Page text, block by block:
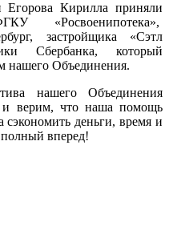
Егорова Кирилла приняли
«Росвоенипотека»,
застройщика «Сэтл
Сбербанка, который
нашего Объединения.
нашего Объединения
и верим, что наша помощь
деньги, время и
вперед!